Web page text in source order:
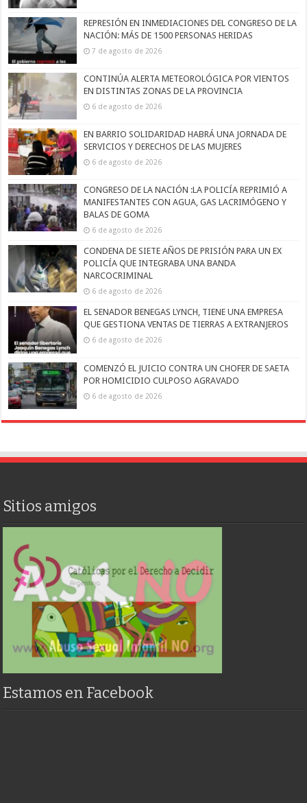
REPRESIÓN EN INMEDIACIONES DEL CONGRESO DE LA
NACIÓN: MÁS DE 1500 PERSONAS HERIDAS
7 de agosto de 2026
CONTINÚA ALERTA METEOROLÓGICA POR VIENTOS
EN DISTINTAS ZONAS DE LA PROVINCIA
6 de agosto de 2026
EN BARRIO SOLIDARIDAD HABRÁ UNA JORNADA DE
SERVICIOS Y DERECHOS DE LAS MUJERES
6 de agosto de 2026
CONGRESO DE LA NACIÓN :LA POLICÍA REPRIMIÓ A
MANIFESTANTES CON AGUA, GAS LACRIMÓGENO Y
BALAS DE GOMA
6 de agosto de 2026
CONDENA DE SIETE AÑOS DE PRISIÓN PARA UN EX
POLICÍA QUE INTEGRABA UNA BANDA
NARCOCRIMINAL
6 de agosto de 2026
EL SENADOR BENEGAS LYNCH, TIENE UNA EMPRESA
QUE GESTIONA VENTAS DE TIERRAS A EXTRANJEROS
6 de agosto de 2026
COMENZÓ EL JUICIO CONTRA UN CHOFER DE SAETA
POR HOMICIDIO CULPOSO AGRAVADO
6 de agosto de 2026
Sitios amigos
Estamos en Facebook